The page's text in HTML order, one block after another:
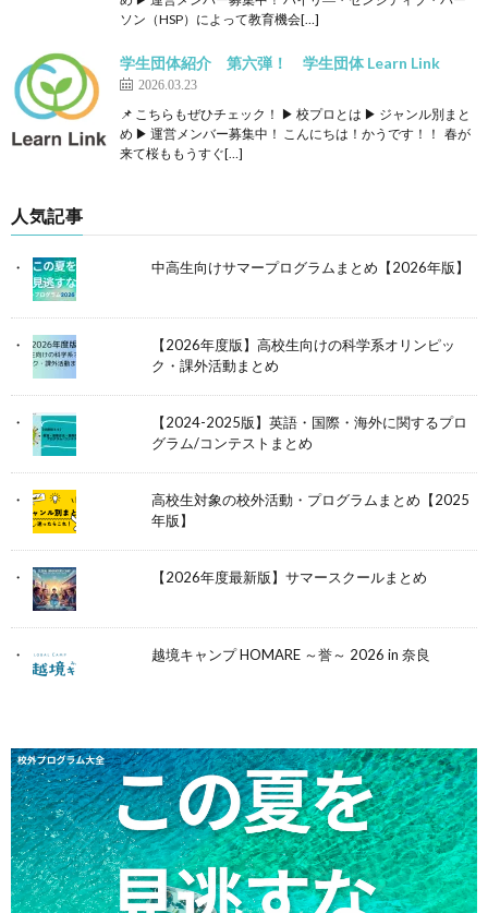
ソン（HSP）によって教育機会[…]
学生団体紹介 第六弾！ 学生団体 Learn Link
2026.03.23
📌 こちらもぜひチェック！ ▶ 校プロとは ▶ ジャンル別まと
め ▶ 運営メンバー募集中！ こんにちは！かうです！！ 春が
来て桜ももうすぐ[…]
人気記事
中高生向けサマープログラムまとめ【2026年版】
【2026年度版】高校生向けの科学系オリンピッ
ク・課外活動まとめ
【2024-2025版】英語・国際・海外に関するプロ
グラム/コンテストまとめ
高校生対象の校外活動・プログラムまとめ【2025
年版】
【2026年度最新版】サマースクールまとめ
越境キャンプ HOMARE ～誉～ 2026 in 奈良